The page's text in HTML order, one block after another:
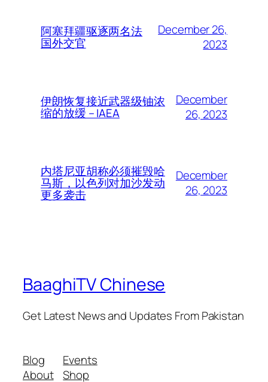
阿塞拜疆驱逐两名法
国外交官
December 26,
2023
伊朗恢复接近武器级铀浓
缩的放缓 – IAEA
December
26, 2023
内塔尼亚胡称必须摧毁哈
马斯，以色列对加沙发动
更多袭击
December
26, 2023
BaaghiTV Chinese
Get Latest News and Updates From Pakistan
Blog
About
Events
Shop